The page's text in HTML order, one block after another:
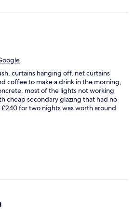
curtains hanging off, net curtains
coffee to make a drink in the morning,
most of the lights not working
cheap secondary glazing that had no
for two nights was worth around